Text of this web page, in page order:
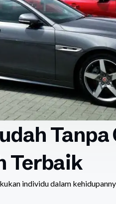
Tanpa
Terbaik
individu dalam